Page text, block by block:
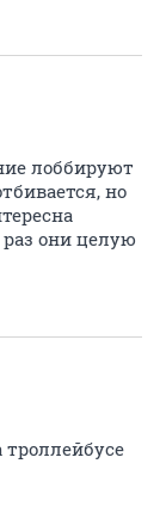
лоббируют
но
они целую
троллейбусе